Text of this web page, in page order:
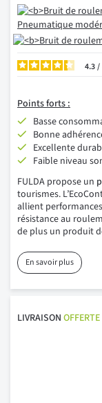
4.3/
Points forts :
Basse
Bonne
Excellente
Faible niveau
FULDA propose un
tourismes.
allient
résistance au
de plus un produit
En savoir plus
LIVRAISON OFFERTE